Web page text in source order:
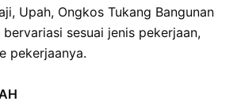
, Upah, Ongkos Tukang Bangunan
sesuai jenis pekerjaan,
pekerjaanya.